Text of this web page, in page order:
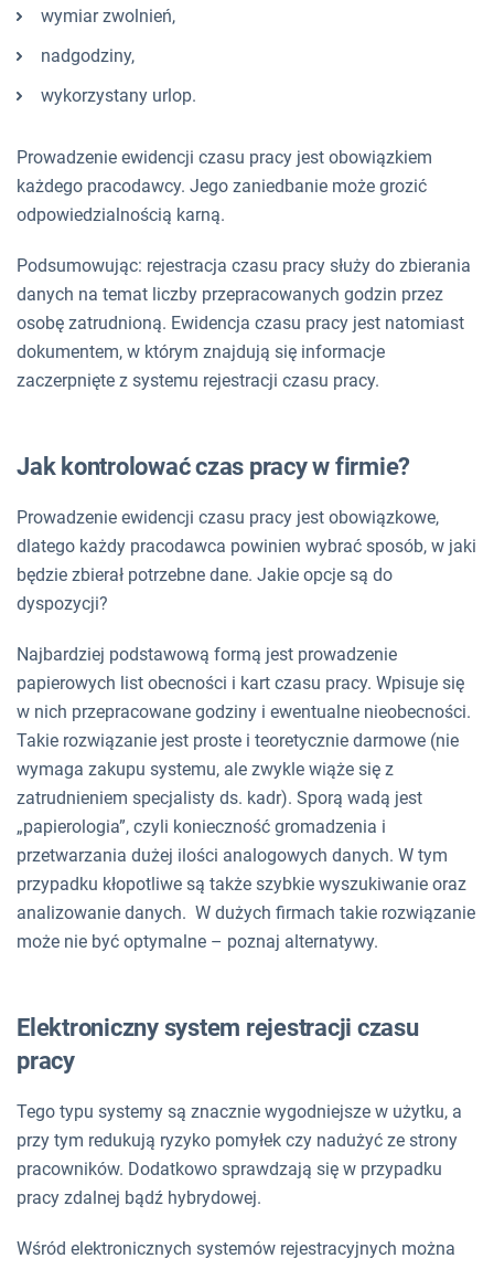
wymiar zwolnień,
nadgodziny,
wykorzystany urlop.
Prowadzenie ewidencji czasu pracy jest obowiązkiem
każdego pracodawcy. Jego zaniedbanie może grozić
odpowiedzialnością karną.
Podsumowując: rejestracja czasu pracy służy do zbierania
danych na temat liczby przepracowanych godzin przez
osobę zatrudnioną. Ewidencja czasu pracy jest natomiast
dokumentem, w którym znajdują się informacje
zaczerpnięte z systemu rejestracji czasu pracy.
Jak kontrolować czas pracy w firmie?
Prowadzenie ewidencji czasu pracy jest obowiązkowe,
dlatego każdy pracodawca powinien wybrać sposób, w jaki
będzie zbierał potrzebne dane. Jakie opcje są do
dyspozycji?
Najbardziej podstawową formą jest prowadzenie
papierowych list obecności i kart czasu pracy. Wpisuje się
w nich przepracowane godziny i ewentualne nieobecności.
Takie rozwiązanie jest proste i teoretycznie darmowe (nie
wymaga zakupu systemu, ale zwykle wiąże się z
zatrudnieniem specjalisty ds. kadr). Sporą wadą jest
„papierologia”, czyli konieczność gromadzenia i
przetwarzania dużej ilości analogowych danych. W tym
przypadku kłopotliwe są także szybkie wyszukiwanie oraz
analizowanie danych. W dużych firmach takie rozwiązanie
może nie być optymalne – poznaj alternatywy.
Elektroniczny system rejestracji czasu
pracy
Tego typu systemy są znacznie wygodniejsze w użytku, a
przy tym redukują ryzyko pomyłek czy nadużyć ze strony
pracowników. Dodatkowo sprawdzają się w przypadku
pracy zdalnej bądź hybrydowej.
Wśród elektronicznych systemów rejestracyjnych można